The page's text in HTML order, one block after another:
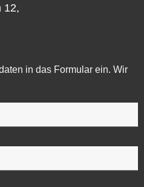
12,
in das Formular ein. Wir